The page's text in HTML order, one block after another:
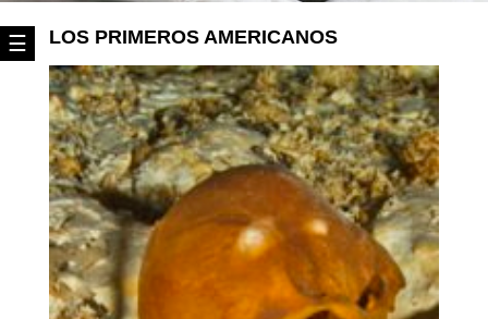
☰ LOS PRIMEROS AMERICANOS